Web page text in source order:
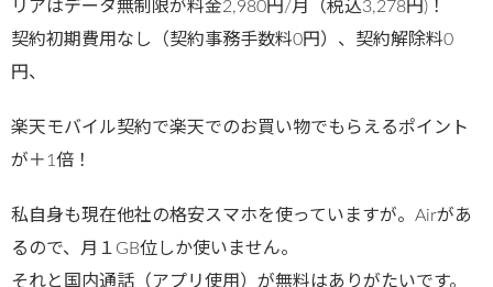
リアはデータ無制限が料金2,980円/月（税込3,278円)！
契約初期費用なし（契約事務手数料0円）、契約解除料0
円、
楽天モバイル契約で楽天でのお買い物でもらえるポイント
が＋1倍！
私自身も現在他社の格安スマホを使っていますが。Airがあ
るので、月１GB位しか使いません。
それと国内通話（アプリ使用）が無料はありがたいです。